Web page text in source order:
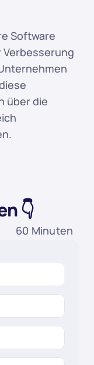
Software
über die
👇
60 Minuten